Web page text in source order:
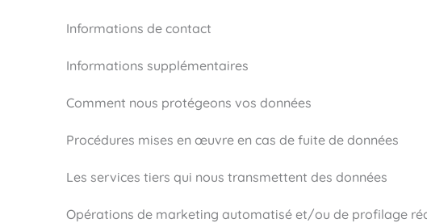
Informations de contact
Informations supplémentaires
Comment nous protégeons vos données
Procédures mises en œuvre en cas de fuite de données
Les services tiers qui nous transmettent des données
Opérations de marketing automatisé et/ou de profilage